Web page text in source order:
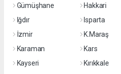
Gümüşhane
Hakkari
Iğdır
Isparta
İzmir
K.Maraş
Karaman
Kars
Kayseri
Kırıkkale